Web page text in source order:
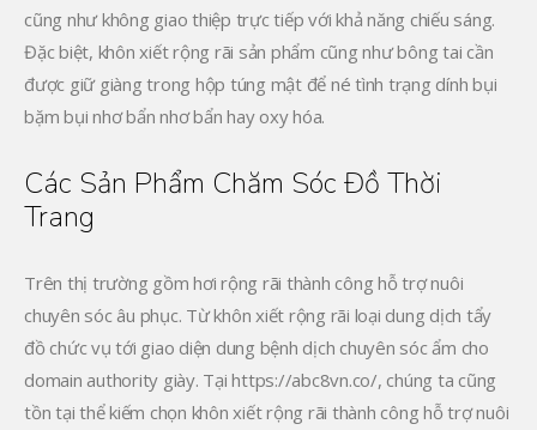
cũng như không giao thiệp trực tiếp với khả năng chiếu sáng.
Đặc biệt, khôn xiết rộng rãi sản phẩm cũng như bông tai cần
được giữ giàng trong hộp túng mật để né tình trạng dính bụi
bặm bụi nhơ bẩn nhơ bẩn hay oxy hóa.
Các Sản Phẩm Chăm Sóc Đồ Thời
Trang
Trên thị trường gồm hơi rộng rãi thành công hỗ trợ nuôi
chuyên sóc âu phục. Từ khôn xiết rộng rãi loại dung dịch tẩy
đồ chức vụ tới giao diện dung bệnh dịch chuyên sóc ẩm cho
domain authority giày. Tại https://abc8vn.co/, chúng ta cũng
tồn tại thể kiếm chọn khôn xiết rộng rãi thành công hỗ trợ nuôi